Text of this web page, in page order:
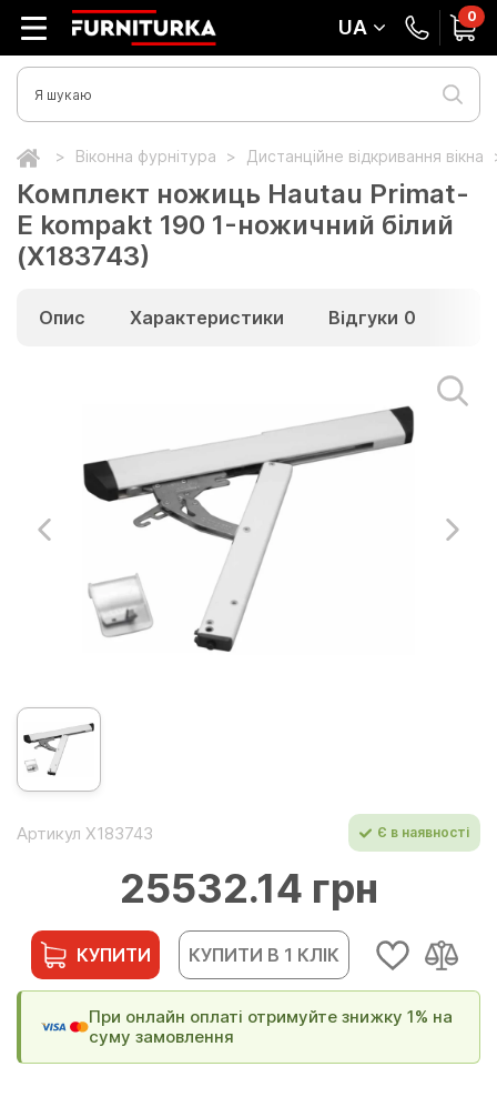
UA 0
Віконна фурнітура Дистанційне відкривання вікна
Комплект ножиць Hautau Primat-
E kompakt 190 1-ножичний білий
(Х183743)
Опис Характеристики Відгуки 0
Артикул Х183743 Є в наявності
25532.14 грн
КУПИТИ КУПИТИ В 1 КЛІК
При онлайн оплаті отримуйте знижку 1% на
суму замовлення